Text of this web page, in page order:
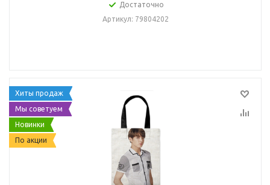
Достаточно
Артикул: 79804202
Хиты продаж
Мы советуем
Новинки
По акции